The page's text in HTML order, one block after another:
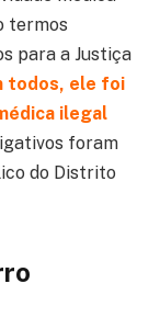
termos
para a Justiça
todos, ele foi
ilegal
foram
do Distrito